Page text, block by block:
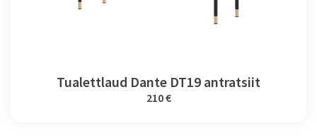
Tualettlaud Dante DT19 antratsiit
210 €